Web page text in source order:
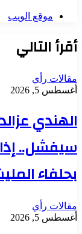
موقع الويب
أقرأ التالي
مقالات رأي
أغسطس 5, 2026
الهندي
سيفشل.. إذا
بحلفاء
مقالات رأي
أغسطس 5, 2026